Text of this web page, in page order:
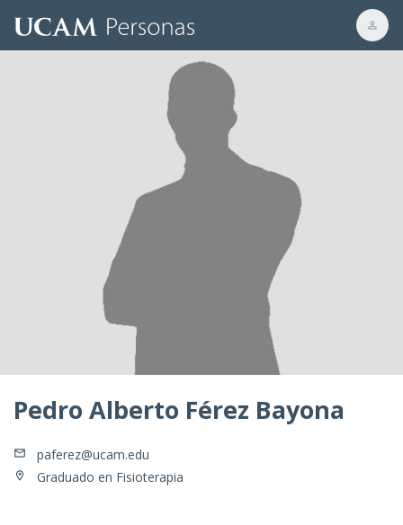
Pedro Alberto Férez Bayona
paferez@ucam.edu
Graduado en Fisioterapia